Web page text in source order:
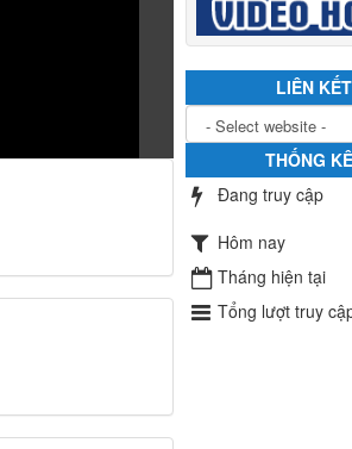
LIÊN
THỐNG
Đang truy cập
Hôm nay
Tháng hiện tại
Tổng lượt truy